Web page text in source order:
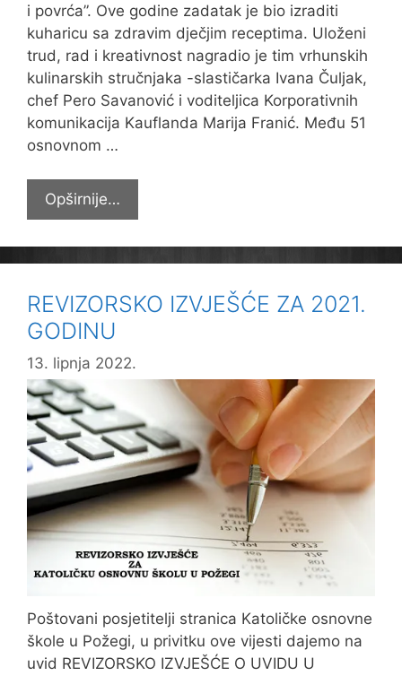
i povrća”. Ove godine zadatak je bio izraditi
kuharicu sa zdravim dječjim receptima. Uloženi
trud, rad i kreativnost nagradio je tim vrhunskih
kulinarskih stručnjaka -slastičarka Ivana Čuljak,
chef Pero Savanović i voditeljica Korporativnih
komunikacija Kauflanda Marija Franić. Među 51
osnovnom …
Opširnije…
ove
godine
“Kaufland
voća
povrća”
REVIZORSKO IZVJEŠĆE ZA 2021.
GODINU
13. lipnja 2022.
Poštovani posjetitelji stranica Katoličke osnovne
škole u Požegi, u privitku ove vijesti dajemo na
uvid REVIZORSKO IZVJEŠĆE O UVIDU U